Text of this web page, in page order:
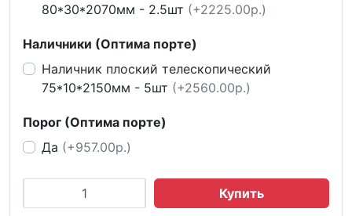
80*30*2070мм - 2.5шт (+2225.00р.)
Наличники (Оптима порте)
Наличник плоский телескопический
75*10*2150мм - 5шт (+2560.00р.)
Порог (Оптима порте)
Да (+957.00р.)
Купить